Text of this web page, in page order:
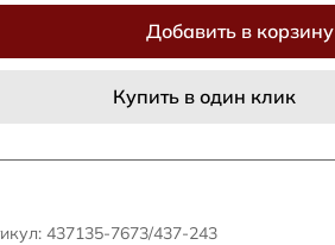
Добавить в корзину
Купить в один клик
437135-7673/437-243